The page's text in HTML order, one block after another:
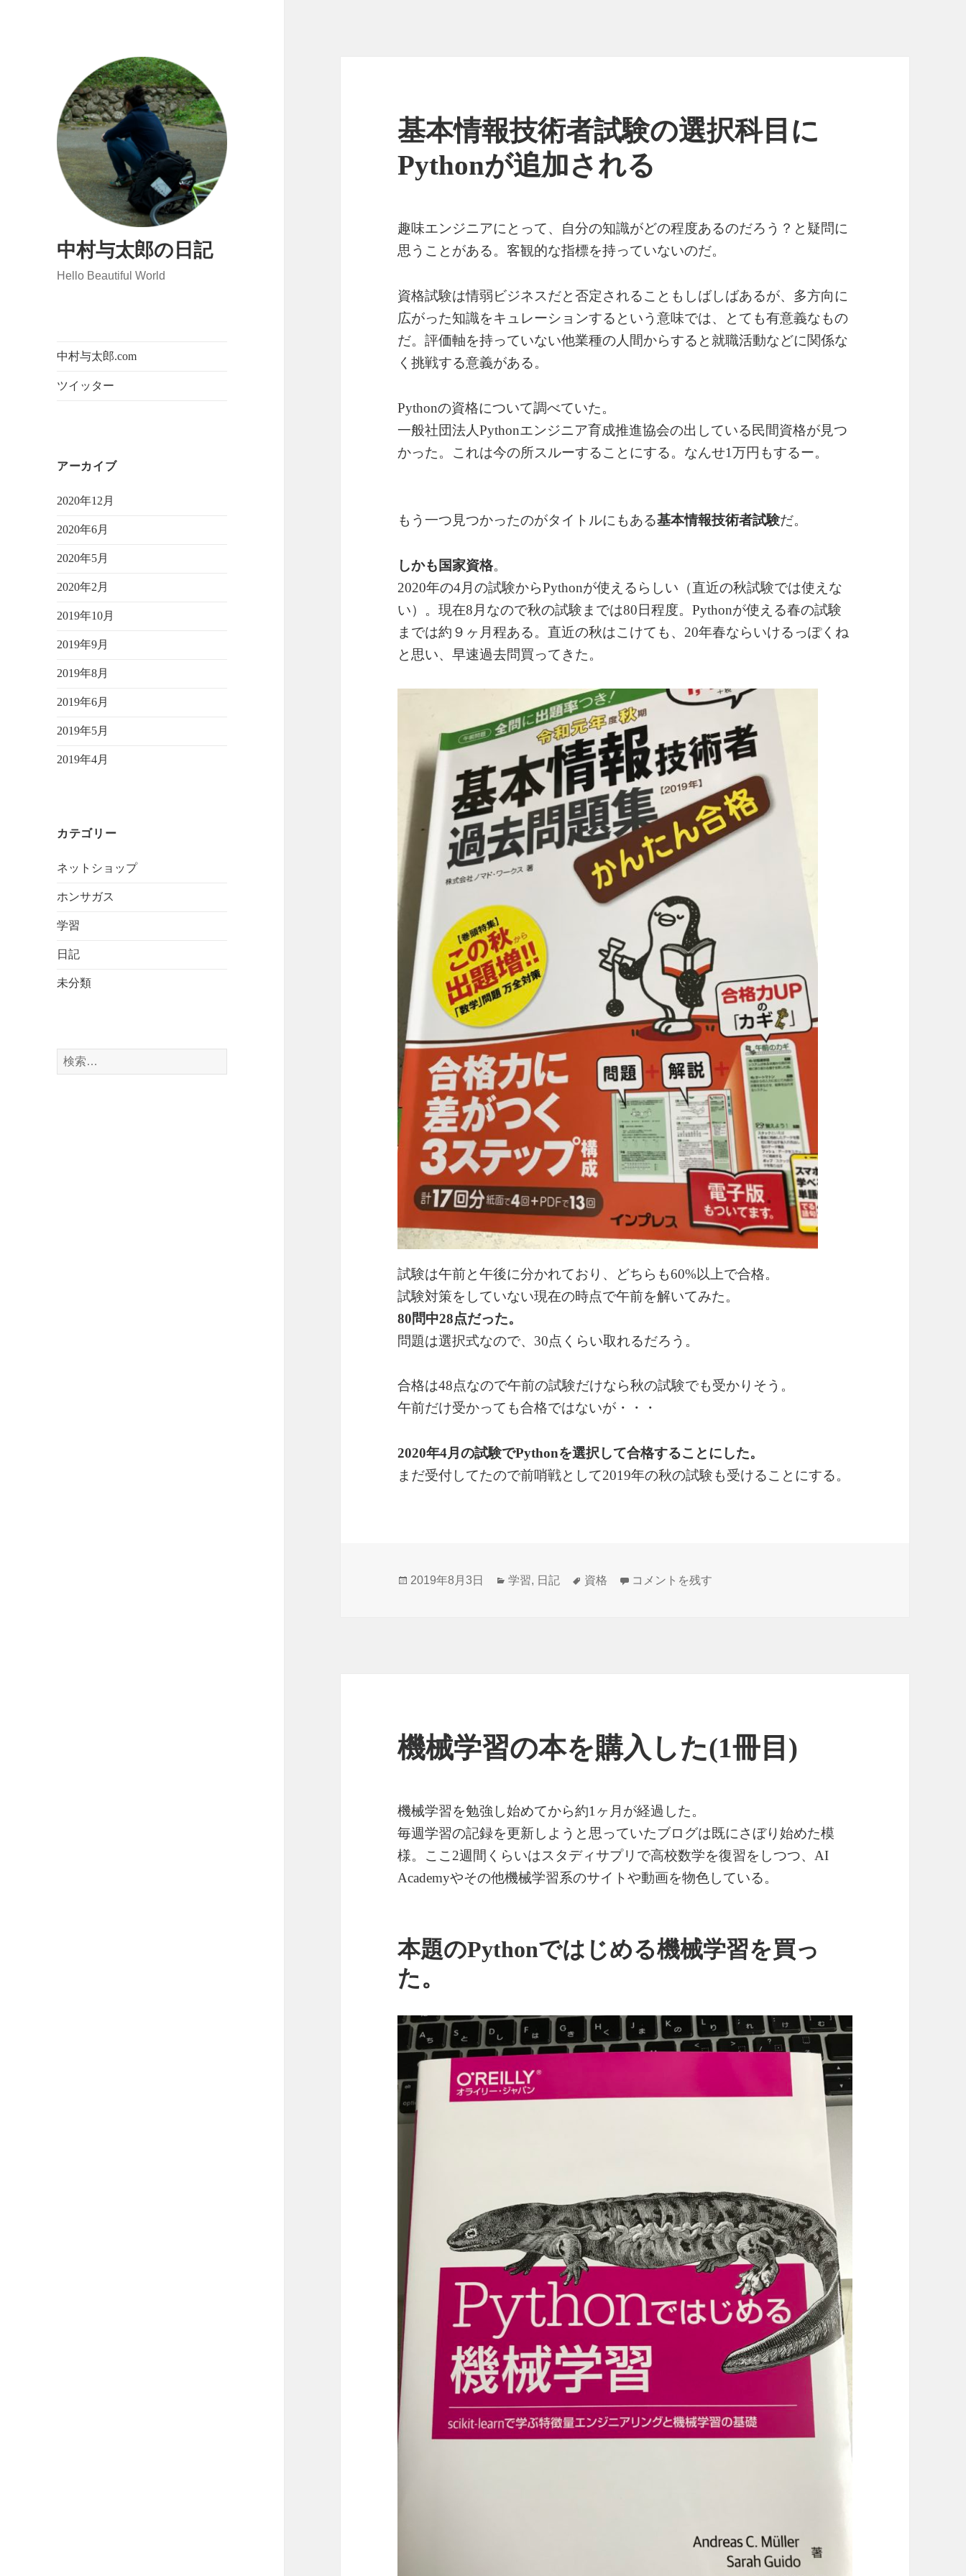
中村与太郎の日記
Hello Beautiful World
中村与太郎.com
ツイッター
アーカイブ
2020年12月
2020年6月
2020年5月
2020年2月
2019年10月
2019年9月
2019年8月
2019年6月
2019年5月
2019年4月
カテゴリー
ネットショップ
ホンサガス
学習
日記
未分類
検
索
基本情報技術者試験の選択科目に
Pythonが追加される
趣味エンジニアにとって、自分の知識がどの程度あるのだろう？と疑問に
思うことがある。客観的な指標を持っていないのだ。
資格試験は情弱ビジネスだと否定されることもしばしばあるが、多方向に
広がった知識をキュレーションするという意味では、とても有意義なもの
だ。評価軸を持っていない他業種の人間からすると就職活動などに関係な
く挑戦する意義がある。
Pythonの資格について調べていた。
一般社団法人Pythonエンジニア育成推進協会の出している民間資格が見つ
かった。これは今の所スルーすることにする。なんせ1万円もするー。
もう一つ見つかったのがタイトルにもある基本情報技術者試験だ。
しかも国家資格。
2020年の4月の試験からPythonが使えるらしい（直近の秋試験では使えな
い）。現在8月なので秋の試験までは80日程度。Pythonが使える春の試験
までは約９ヶ月程ある。直近の秋はこけても、20年春ならいけるっぽくね
と思い、早速過去問買ってきた。
試験は午前と午後に分かれており、どちらも60%以上で合格。
試験対策をしていない現在の時点で午前を解いてみた。
80問中28点だった。
問題は選択式なので、30点くらい取れるだろう。
合格は48点なので午前の試験だけなら秋の試験でも受かりそう。
午前だけ受かっても合格ではないが・・・
2020年4月の試験でPythonを選択して合格することにした。
まだ受付してたので前哨戦として2019年の秋の試験も受けることにする。
投
2019年8月3日
カ
学習, 日記
タ
資格 基本情報技術者試験の選択科目にPythonが追加される に
コメントを残す
機械学習の本を購入した(1冊目)
機械学習を勉強し始めてから約1ヶ月が経過した。
毎週学習の記録を更新しようと思っていたブログは既にさぼり始めた模
様。ここ2週間くらいはスタディサプリで高校数学を復習をしつつ、AI
Academyやその他機械学習系のサイトや動画を物色している。
本題のPythonではじめる機械学習を買っ
た。